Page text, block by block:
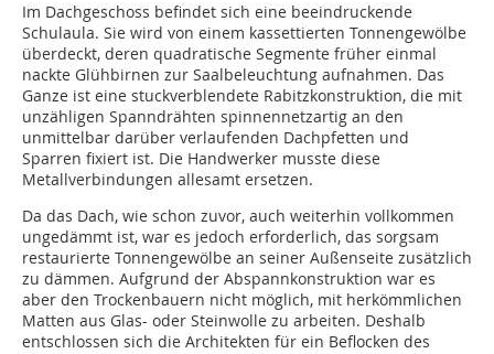
Im Dachgeschoss befindet sich eine beeindruckende
Schulaula. Sie wird von einem kassettierten Tonnengewölbe
überdeckt, deren quadratische Segmente früher einmal
nackte Glühbirnen zur Saalbeleuchtung aufnahmen. Das
Ganze ist eine stuckverblendete Rabitzkonstruktion, die mit
unzähligen Spanndrähten spinnennetzartig an den
unmittelbar darüber verlaufenden Dachpfetten und
Sparren fixiert ist. Die Handwerker musste diese
Metallverbindungen allesamt ersetzen.
Da das Dach, wie schon zuvor, auch weiterhin vollkommen
ungedämmt ist, war es jedoch erforderlich, das sorgsam
restaurierte Tonnengewölbe an seiner Außenseite zusätzlich
zu dämmen. Aufgrund der Abspannkonstruktion war es
aber den Trockenbauern nicht möglich, mit herkömmlichen
Matten aus Glas- oder Steinwolle zu arbeiten. Deshalb
entschlossen sich die Architekten für ein Beflocken des